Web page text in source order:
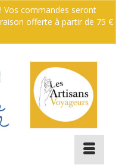
€
Vos commandes seront
offerte à partir de 75 €